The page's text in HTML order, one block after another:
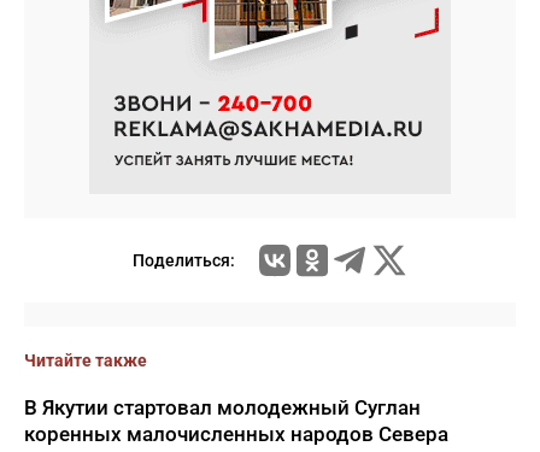
Поделиться:
Читайте также
В Якутии стартовал молодежный Суглан
коренных малочисленных народов Севера